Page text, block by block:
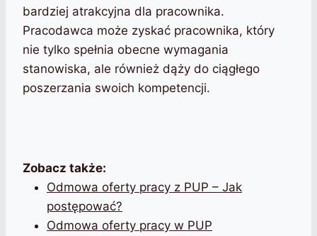
bardziej atrakcyjna dla pracownika.
Pracodawca może zyskać pracownika, który
nie tylko spełnia obecne wymagania
stanowiska, ale również dąży do ciągłego
poszerzania swoich kompetencji.
Zobacz także:
Odmowa oferty pracy z PUP – Jak
postępować?
Odmowa oferty pracy w PUP